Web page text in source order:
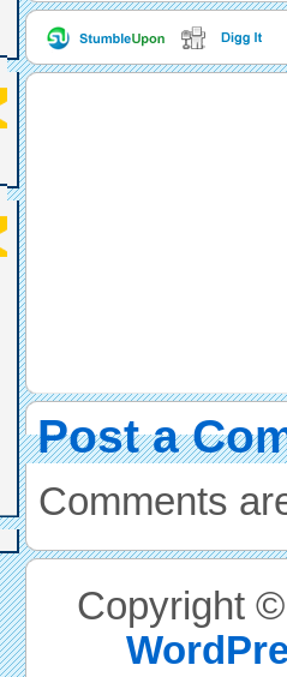
Post a
Comments
Copyright